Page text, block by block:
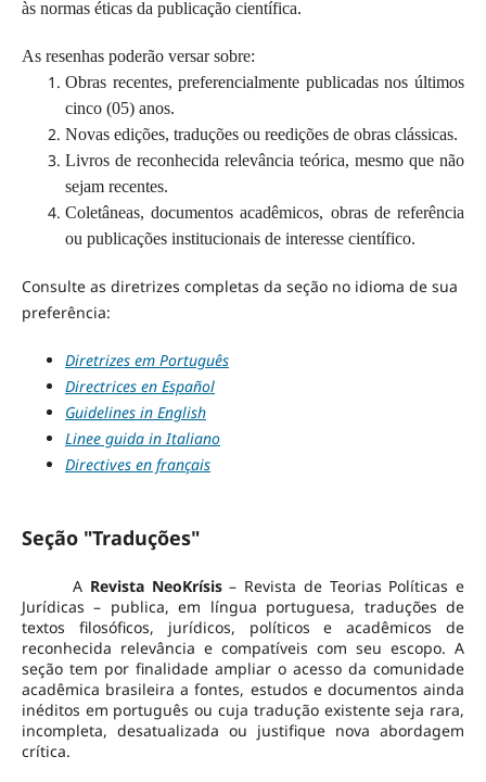
às normas éticas da publicação científica.
As resenhas poderão versar sobre:
Obras recentes, preferencialmente publicadas nos últimos
cinco (05) anos.
Novas edições, traduções ou reedições de obras clássicas.
Livros de reconhecida relevância teórica, mesmo que não
sejam recentes.
Coletâneas, documentos acadêmicos, obras de referência
ou publicações institucionais de interesse científico.
Consulte as diretrizes completas da seção no idioma de sua
preferência:
Diretrizes em Português
Directrices en Español
Guidelines in English
Linee guida in Italiano
Directives en français
Seção "Traduções"
A Revista NeoKrísis– Revista de Teorias Políticas e
Jurídicas – publica, em língua portuguesa, traduções de
textos filosóficos, jurídicos, políticos e acadêmicos de
reconhecida relevância e compatíveis com seu escopo. A
seção tem por finalidade ampliar o acesso da comunidade
acadêmica brasileira a fontes, estudos e documentos ainda
inéditos em português ou cuja tradução existente seja rara,
incompleta, desatualizada ou justifique nova abordagem
crítica.